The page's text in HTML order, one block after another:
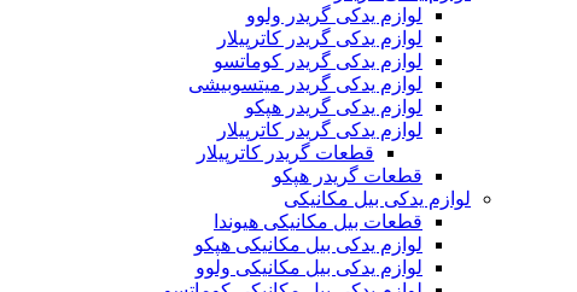
لوازم یدکی گریدر ولوو
لوازم یدکی گریدر کاترپیلار
لوازم یدکی گریدر کوماتسو
لوازم یدکی گریدر میتسوبیشی
لوازم یدکی گریدر هپکو
لوازم یدکی گریدر کاترپیلار
قطعات گریدر کاترپیلار
قطعات گریدر هپکو
لوازم یدکی بیل مکانیکی
قطعات بیل مکانیکی هیوندا
لوازم یدکی بیل مکانیکی هپکو
لوازم یدکی بیل مکانیکی ولوو